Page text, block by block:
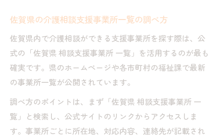
佐賀県の介護相談支援事業所一覧の調べ方
佐賀県内で介護相談ができる支援事業所を探す際は、公
式の「佐賀県 相談支援事業所 一覧」を活用するのが最も
確実です。県のホームページや各市町村の福祉課で最新
の事業所一覧が公開されています。
調べ方のポイントは、まず「佐賀県 相談支援事業所 一
覧」と検索し、公式サイトのリンクからアクセスしま
す。事業所ごとに所在地、対応内容、連絡先が記載され